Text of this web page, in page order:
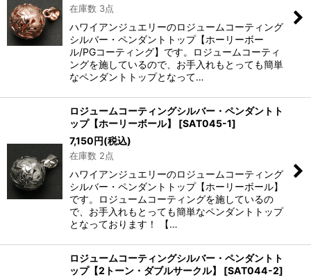
在庫数 3点
ハワイアンジュエリーのロジュームコーティング
シルバー・ペンダントトップ【ホーリーボー
ル/PGコーティング】です。ロジュームコーティ
ングを施しているので、お手入れもとっても簡単
なペンダントトップとなって…
ロジュームコーティングシルバー・ペンダントト
ップ【ホーリーボール】
[SAT045-1]
7,150円(税込)
在庫数 2点
ハワイアンジュエリーのロジュームコーティング
シルバー・ペンダントトップ【ホーリーボール】
です。ロジュームコーティングを施しているの
で、お手入れもとっても簡単なペンダントトップ
となっております！ 【…
ロジュームコーティングシルバー・ペンダントト
ップ【2トーン・ダブルサークル】
[SAT044-2]